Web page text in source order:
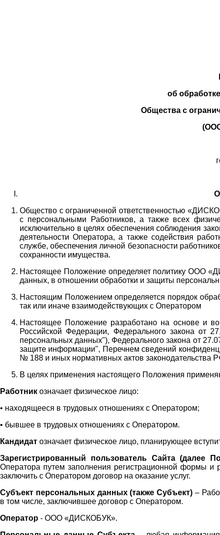
об
Общества с
Общество с ограниченной ответственностью
с персональными Работников, а также всех
исключительно в целях обеспечения соблюдения
деятельности Оператора,а также содействия
службе, обеспечения личной безопасности
сохранности имущества.
Настоящее Положение определяет политику ООО
данных, в отношении обработки и защиты
Настоящим Положением определяется порядок
так или иначе взаимодействующих с Оператором
Настоящее Положение разработано на основе и во
Российской Федерации, Федерального закона
персональных данных"), Федерального закона от
защите информации", Перечнем сведений
№ 188 и иных нормативных актов законодательства
В целях применения настоящего Положения
Работник означает физическое лицо:
• находящееся в трудовых отношениях с Оператором;
• бывшее в трудовых отношениях с Оператором.
Кандидат означает физическое лицо, планирующее
Зарегистрированный пользователь Сайта (далее
Оператора путем заполнения регистрационной формы и
заключить с Оператором договор на оказание услуг.
Субъект персональных данных (также Субъект) –
в том числе, заключившее договор с Оператором.
Оператор - ООО «ДИСКОБУК».